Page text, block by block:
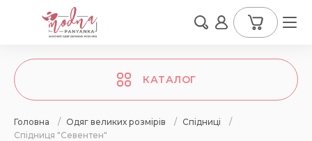
КАТАЛОГ
Головна / Одяг великих розмірів / Спідниці
/
Cпідниця "Севентен"